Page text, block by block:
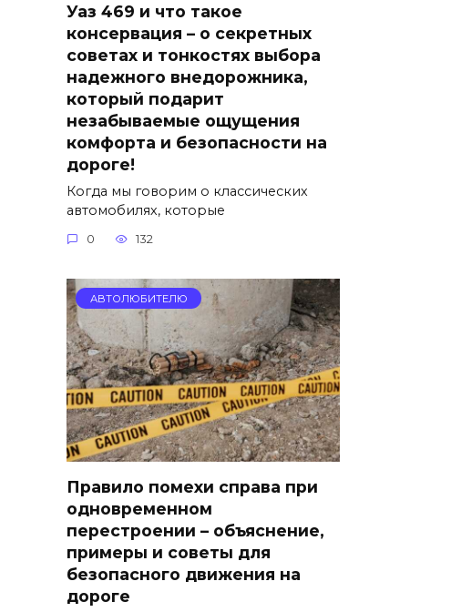
Уаз 469 и что такое
консервация – о секретных
советах и тонкостях выбора
надежного внедорожника,
который подарит
незабываемые ощущения
комфорта и безопасности на
дороге!
Когда мы говорим о классических
автомобилях, которые
0 132
АВТОЛЮБИТЕЛЮ
Правило помехи справа при
одновременном
перестроении – объяснение,
примеры и советы для
безопасного движения на
дороге